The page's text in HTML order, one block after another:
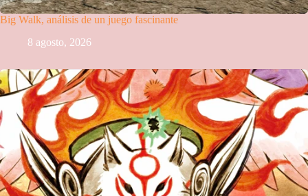
Big Walk, análisis de un juego fascinante
8 agosto, 2026